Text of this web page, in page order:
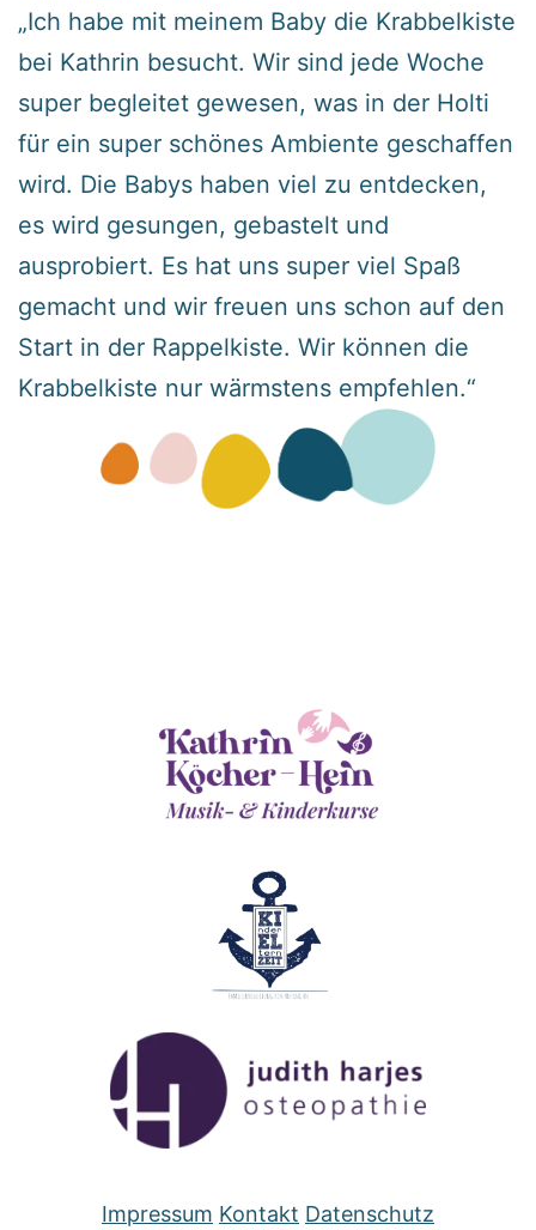
„Ich habe mit meinem Baby die Krabbelkiste
bei Kathrin besucht. Wir sind jede Woche
super begleitet gewesen, was in der Holti
für ein super schönes Ambiente geschaffen
wird. Die Babys haben viel zu entdecken,
es wird gesungen, gebastelt und
ausprobiert. Es hat uns super viel Spaß
gemacht und wir freuen uns schon auf den
Start in der Rappelkiste. Wir können die
Krabbelkiste nur wärmstens empfehlen.“
Impressum Kontakt Datenschutz